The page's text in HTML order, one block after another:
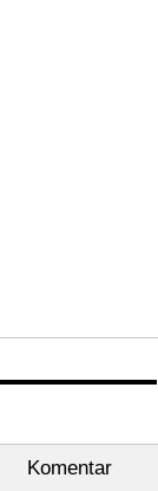
Komentar